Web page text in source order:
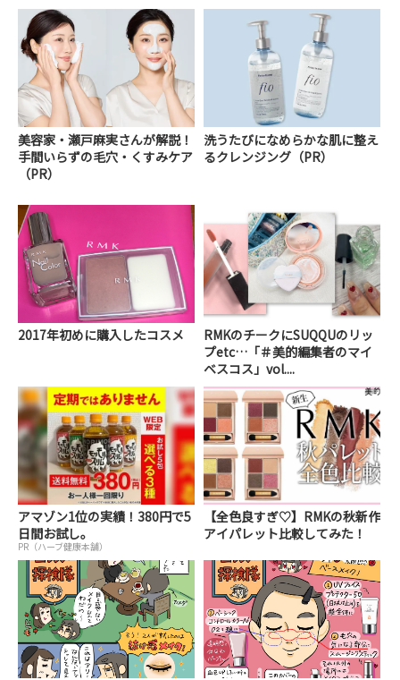
美容家・瀬戸麻実さんが解説！
手間いらずの毛穴・くすみケア
（PR）
洗うたびになめらかな肌に整え
るクレンジング（PR）
2017年初めに購入したコスメ
RMKのチークにSUQQUのリッ
プetc…「＃美的編集者のマイ
ベスコス」vol....
アマゾン1位の実績！380円で5
日間お試し。
PR（ハーブ健康本舗）
【全色良すぎ♡】RMKの秋新作
アイパレット比較してみた！